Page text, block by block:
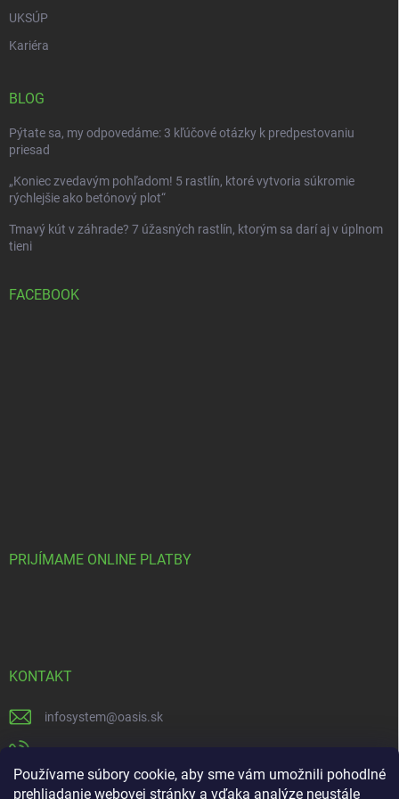
Používame súbory cookie, aby sme vám umožnili pohodlné
prehliadanie webovej stránky a vďaka analýze neustále
UKSÚP
Kariéra
BLOG
Pýtate sa, my odpovedáme: 3 kľúčové otázky k predpestovaniu
priesad
„Koniec zvedavým pohľadom! 5 rastlín, ktoré vytvoria súkromie
rýchlejšie ako betónový plot“
Tmavý kút v záhrade? 7 úžasných rastlín, ktorým sa darí aj v úplnom
tieni
FACEBOOK
PRIJÍMAME ONLINE PLATBY
KONTAKT
infosystem@oasis.sk
https://www.facebook.com/OASISGARDENCENTRUM